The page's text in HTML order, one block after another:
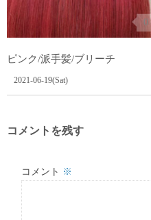
0
ピンク/派手髪/ブリーチ
2021-06-19(Sat)
コメントを残す
コメント ※